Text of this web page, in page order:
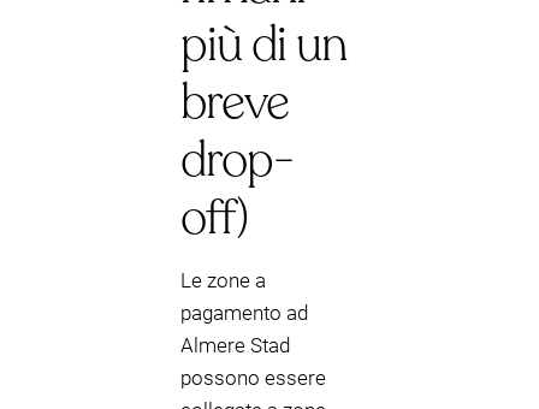
più di un
breve
drop-
off)
Le zone a
pagamento ad
Almere Stad
possono essere